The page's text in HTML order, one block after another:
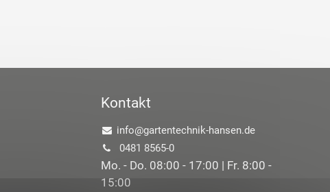
Kontakt
info@gartentechnik-hansen.de
0481 8565-0
Mo. - Do. 08:00 - 17:00 | Fr. 8:00 -
15:00